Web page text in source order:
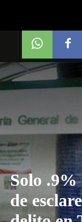
Solo
de